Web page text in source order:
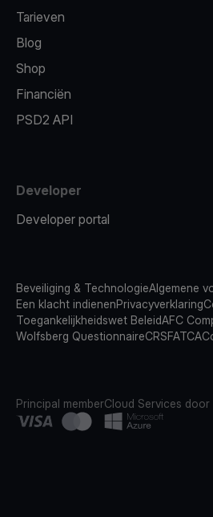
Tarieven
Blog
Shop
Financiën
PSD2 API
Developer
Developer portal
Beveiliging & TechnologieAlgemene
Een klacht indienenPrivacyverklaring
Toegankelijkheidswet BeleidAFC
Wolfsberg QuestionnaireCRSFATCA
Principal memberCloud Services door